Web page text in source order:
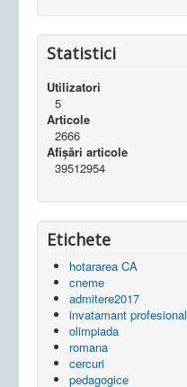
Statistici
Utilizatori
5
Articole
2666
Afișări articole
39512954
Etichete
hotararea CA
cneme
admitere2017
invatamant profesional
olimpiada
romana
cercuri
pedagogice